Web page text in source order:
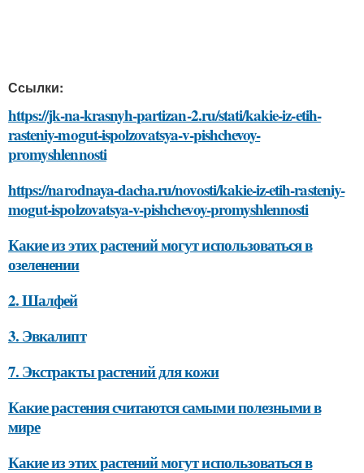
Ссылки:
https://jk-na-krasnyh-partizan-2.ru/stati/kakie-iz-etih-
rasteniy-mogut-ispolzovatsya-v-pishchevoy-
promyshlennosti
https://narodnaya-dacha.ru/novosti/kakie-iz-etih-rasteniy-
mogut-ispolzovatsya-v-pishchevoy-promyshlennosti
Какие из этих растений могут использоваться в
озеленении
2. Шалфей
3. Эвкалипт
7. Экстракты растений для кожи
Какие растения считаются самыми полезными в
мире
Какие из этих растений могут использоваться в